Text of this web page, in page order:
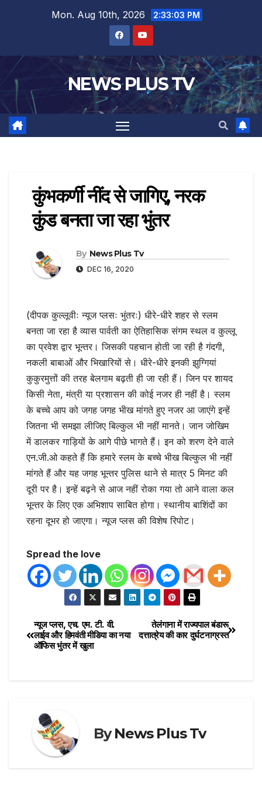
Mon. Aug 10th, 2026 2:33:04 PM
NEWS PLUS TV
कुंभकर्णी नींद से जागिए, नरक
कुंड बनता जा रहा भुंतर
By News Plus Tv
DEC 16, 2020
(दीपक कुल्लूवीः न्यूज प्लसः भुंतरः) धीरे-धीरे शहर से स्लम
बनता जा रहा है व्यास पार्वती का ऐतिहासिक संगम स्थल व कुल्लू
का प्रवेश द्वार भून्तर। जिसकी पहचान होती जा रही है गंदगी,
नकली बाबाओं और भिखारियों से। धीरे-धीरे इनकी झुग्गियां
कुकुरमुत्तों की तरह बेलगाम बढ़ती ही जा रही हैं। जिन पर शायद
किसी नेता, मंत्री या प्रशासन की कोई नजर ही नहीं है। स्लम
के बच्चे आप को जगह जगह भीख मांगते हुए नजर आ जाएंगे इन्हें
जितना भी समझा लीजिए बिल्कुल भी नहीं मानते। जान जोखिम
में डालकर गाड़ियों के आगे पीछे भागते हैं। इन को शरण देने वाले
एन.जी.ओ कहते हैं कि हमारे स्लम के बच्चे भीख बिल्कुल भी नहीं
मांगते हैं और यह जगह भून्तर पुलिस थाने से मात्र 5 मिनट की
दूरी पर है। इन्हें बढ़ने से आज नहीं रोका गया तो आने वाला कल
भून्तर के लिए एक अभिशाप साबित होगा। स्थानीय बाशिंदों का
रहना दूभर हो जाएगा। न्यूज प्लस की विशेष रिपोट।
Spread the love
तेलंगाना में राज्यपाल बंडारू
दत्तात्रेय की कार दुर्घटनाग्रस्त
न्यूज प्लस, एच. एम. टी. वी.
लाईव और हिमवंती मीडिया का नया
ऑफिस भुंतर में खुला
ByNews Plus Tv